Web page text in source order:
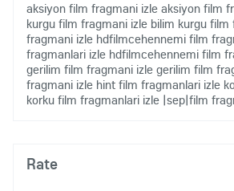
aksiyon film fragmani izle aksiyon film
kurgu film fragmani izle bilim kurgu film
fragmani izle hdfilmcehennemi film
fragmanlari izle hdfilmcehennemi film
gerilim film fragmani izle gerilim film
fragmani izle hint film fragmanlari izle
korku film fragmanlari izle |sep|film
Rate